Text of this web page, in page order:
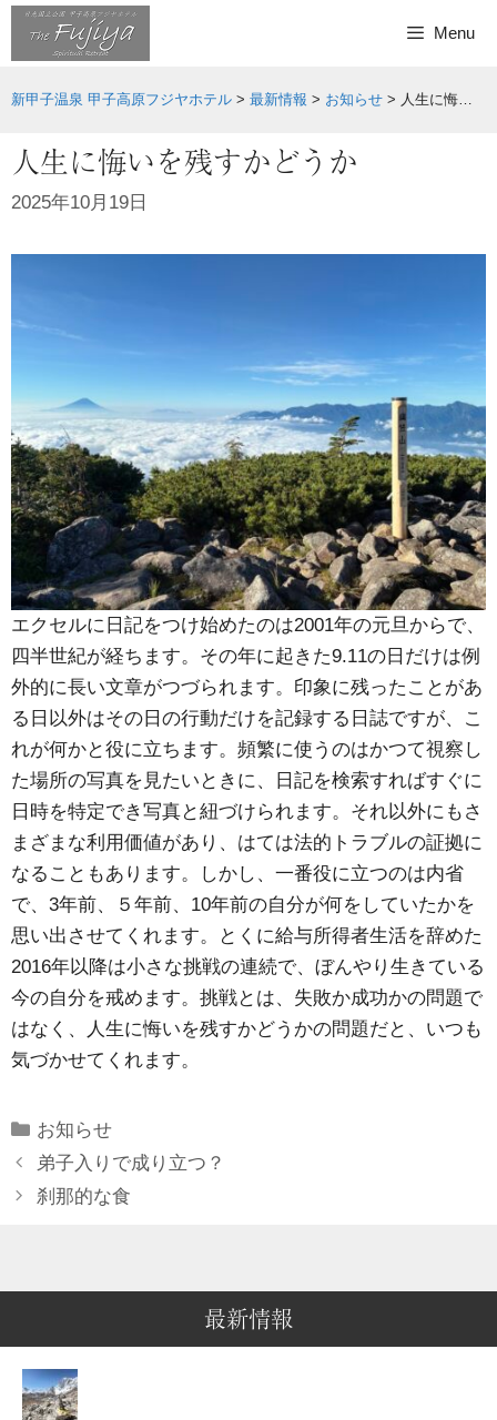
Skip
Menu
新甲子温泉 甲子高原フジヤホテル > 最新情報 > お知らせ > 人生に悔いを残すかどうか
人生に悔いを残すかどうか
2025年10月19日
エクセルに日記をつけ始めたのは2001年の元旦からで、
四半世紀が経ちます。その年に起きた9.11の日だけは例
外的に長い文章がつづられます。印象に残ったことがあ
る日以外はその日の行動だけを記録する日誌ですが、こ
れが何かと役に立ちます。頻繁に使うのはかつて視察し
た場所の写真を見たいときに、日記を検索すればすぐに
日時を特定でき写真と紐づけられます。それ以外にもさ
まざまな利用価値があり、はては法的トラブルの証拠に
なることもあります。しかし、一番役に立つのは内省
で、3年前、５年前、10年前の自分が何をしていたかを
思い出させてくれます。とくに給与所得者生活を辞めた
2016年以降は小さな挑戦の連続で、ぼんやり生きている
今の自分を戒めます。挑戦とは、失敗か成功かの問題で
はなく、人生に悔いを残すかどうかの問題だと、いつも
気づかせてくれます。
Categories
お知らせ
弟子入りで成り立つ？
刹那的な食
最新情報